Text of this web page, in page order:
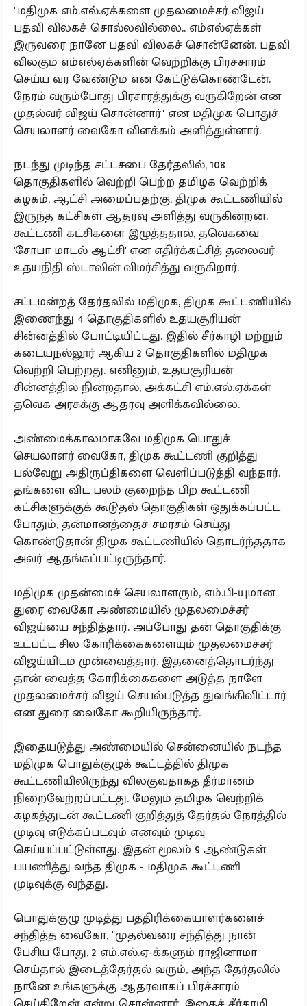
"மதிமுக எம்.எல்.ஏக்களை முதலமைச்சர் விஜய்
பதவி விலகச் சொல்லவில்லை.. எம்எல்ஏக்கள்
இருவரை நானே பதவி விலகச் சொன்னேன். பதவி
விலகும் எம்எல்ஏக்களின் வெற்றிக்கு பிரச்சாரம்
செய்ய வர வேண்டும் என கேட்டுக்கொண்டேன்.
நேரம் வரும்போது பிரசாரத்துக்கு வருகிறேன் என
முதல்வர் விஜய் சொன்னார்" என மதிமுக பொதுச்
செயலாளர் வைகோ விளக்கம் அளித்துள்ளார்.
நடந்து முடிந்த சட்டசபை தேர்தலில், 108
தொகுதிகளில் வெற்றி பெற்ற தமிழக வெற்றிக்
கழகம், ஆட்சி அமைப்பதற்கு, திமுக கூட்டணியில்
இருந்த கட்சிகள் ஆதரவு அளித்து வருகின்றன.
கூட்டணி கட்சிகளை இழுத்ததால், தவெகவை
'சோபா மாடல் ஆட்சி' என எதிர்க்கட்சித் தலைவர்
உதயநிதி ஸ்டாலின் விமர்சித்து வருகிறார்.
சட்டமன்றத் தேர்தலில் மதிமுக, திமுக கூட்டணியில்
இணைந்து 4 தொகுதிகளில் உதயசூரியன்
சின்னத்தில் போட்டியிட்டது. இதில் சீர்காழி மற்றும்
கடையநல்லூர் ஆகிய 2 தொகுதிகளில் மதிமுக
வெற்றி பெற்றது. எனினும், உதயசூரியன்
சின்னத்தில் நின்றதால், அக்கட்சி எம்.எல்.ஏக்கள்
தவெக அரசுக்கு ஆதரவு அளிக்கவில்லை.
அண்மைக்காலமாகவே மதிமுக பொதுச்
செயலாளர் வைகோ, திமுக கூட்டணி குறித்து
பல்வேறு அதிருப்திகளை வெளிப்படுத்தி வந்தார்.
தங்களை விட பலம் குறைந்த பிற கூட்டணி
கட்சிகளுக்குக் கூடுதல் தொகுதிகள் ஒதுக்கப்பட்ட
போதும், தன்மானத்தைச் சமரசம் செய்து
கொண்டுதான் திமுக கூட்டணியில் தொடர்ந்ததாக
அவர் ஆதங்கப்பட்டிருந்தார்.
மதிமுக முதன்மைச் செயலாளரும், எம்.பி-யுமான
துரை வைகோ அண்மையில் முதலமைச்சர்
விஜய்யை சந்தித்தார். அப்போது தன் தொகுதிக்கு
உட்பட்ட சில கோரிக்கைகளையும் முதலமைச்சர்
விஜய்யிடம் முன்வைத்தார். இதனைத்தொடர்ந்து
தான் வைத்த கோரிக்கைகளை அடுத்த நாளே
முதலமைச்சர் விஜய் செயல்படுத்த துவங்கிவிட்டார்
என துரை வைகோ கூறியிருந்தார்.
இதையடுத்து அண்மையில் சென்னையில் நடந்த
மதிமுக பொதுக்குழுக் கூட்டத்தில் திமுக
கூட்டணியிலிருந்து விலகுவதாகத் தீர்மானம்
நிறைவேற்றப்பட்டது. மேலும் தமிழக வெற்றிக்
கழகத்துடன் கூட்டணி குறித்துத் தேர்தல் நேரத்தில்
முடிவு எடுக்கப்படவும் எனவும் முடிவு
செய்யப்பட்டுள்ளது. இதன் மூலம் 9 ஆண்டுகள்
பயணித்து வந்த திமுக - மதிமுக கூட்டணி
முடிவுக்கு வந்தது.
பொதுக்குழு முடித்து பத்திரிக்கையாளர்களைச்
சந்தித்த வைகோ, "முதல்வரை சந்தித்து நான்
பேசிய போது, 2 எம்.எல்.ஏ-க்களும் ராஜினாமா
செய்தால் இடைத்தேர்தல் வரும், அந்த தேர்தலில்
நானே உங்களுக்கு ஆதரவாகப் பிரச்சாரம்